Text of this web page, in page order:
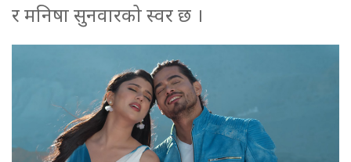
र मनिषा सुनवारको स्वर छ ।